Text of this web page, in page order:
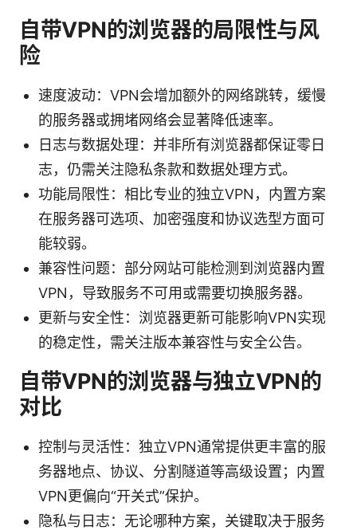
自带VPN的浏览器的局限性与风
险
速度波动：VPN会增加额外的网络跳转，缓慢
的服务器或拥堵网络会显著降低速率。
日志与数据处理：并非所有浏览器都保证零日
志，仍需关注隐私条款和数据处理方式。
功能局限性：相比专业的独立VPN，内置方案
在服务器可选项、加密强度和协议选型方面可
能较弱。
兼容性问题：部分网站可能检测到浏览器内置
VPN，导致服务不可用或需要切换服务器。
更新与安全性：浏览器更新可能影响VPN实现
的稳定性，需关注版本兼容性与安全公告。
自带VPN的浏览器与独立VPN的
对比
控制与灵活性：独立VPN通常提供更丰富的服
务器地点、协议、分割隧道等高级设置；内置
VPN更偏向“开关式”保护。
隐私与日志：无论哪种方案，关键取决于服务